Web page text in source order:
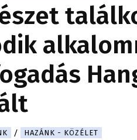
HAZÁNK - KÖZÉLET